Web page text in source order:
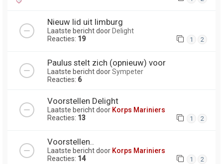
Nieuw lid uit limburg
Laatste bericht doorDelight
Reacties: 19 1 2
Paulus stelt zich (opnieuw) voor
Laatste bericht doorSympeter
Reacties: 6
Voorstellen Delight
Laatste bericht door Korps Mariniers
Reacties: 13 1 2
Voorstellen..
Laatste bericht door Korps Mariniers
Reacties: 14 1 2